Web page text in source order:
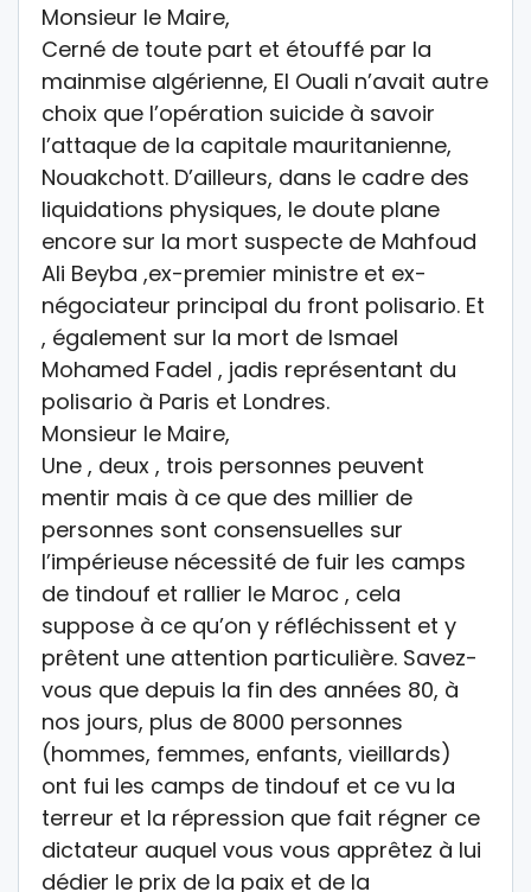
Monsieur le Maire,
Cerné de toute part et étouffé par la
mainmise algérienne, El Ouali n’avait autre
choix que l’opération suicide à savoir
l’attaque de la capitale mauritanienne,
Nouakchott. D’ailleurs, dans le cadre des
liquidations physiques, le doute plane
encore sur la mort suspecte de Mahfoud
Ali Beyba ,ex-premier ministre et ex-
négociateur principal du front polisario. Et
, également sur la mort de Ismael
Mohamed Fadel , jadis représentant du
polisario à Paris et Londres.
Monsieur le Maire,
Une , deux , trois personnes peuvent
mentir mais à ce que des millier de
personnes sont consensuelles sur
l’impérieuse nécessité de fuir les camps
de tindouf et rallier le Maroc , cela
suppose à ce qu’on y réfléchissent et y
prêtent une attention particulière. Savez-
vous que depuis la fin des années 80, à
nos jours, plus de 8000 personnes
(hommes, femmes, enfants, vieillards)
ont fui les camps de tindouf et ce vu la
terreur et la répression que fait régner ce
dictateur auquel vous vous apprêtez à lui
dédier le prix de la paix et de la